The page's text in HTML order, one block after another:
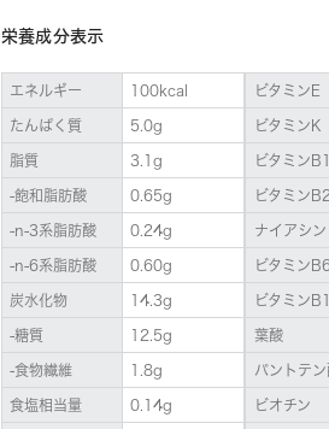
栄養成分表示
エネルギー 100kcal
たんぱく質 5.0g
脂質 3.1g
-飽和脂肪酸 0.65g
-n-3系脂肪酸 0.24g
-n-6系脂肪酸 0.60g
炭水化物 14.3g
-糖質 12.5g
-食物繊維 1.8g
食塩相当量 0.14g
ビタミンE
ビタミンK
ビタミンB1
ビタミンB2
ナイアシン
ビタミン
ビタミン
葉酸
パントテン
ビオチン